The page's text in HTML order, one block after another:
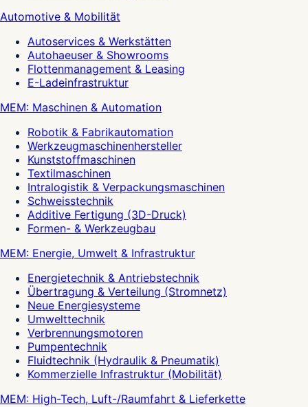
Automotive & Mobilität
Autoservices & Werkstätten
Autohaeuser & Showrooms
Flottenmanagement & Leasing
E-Ladeinfrastruktur
MEM: Maschinen & Automation
Robotik & Fabrikautomation
Werkzeugmaschinenhersteller
Kunststoffmaschinen
Textilmaschinen
Intralogistik & Verpackungsmaschinen
Schweisstechnik
Additive Fertigung (3D-Druck)
Formen- & Werkzeugbau
MEM: Energie, Umwelt & Infrastruktur
Energietechnik & Antriebstechnik
Übertragung & Verteilung (Stromnetz)
Neue Energiesysteme
Umwelttechnik
Verbrennungsmotoren
Pumpentechnik
Fluidtechnik (Hydraulik & Pneumatik)
Kommerzielle Infrastruktur (Mobilität)
MEM: High-Tech, Luft-/Raumfahrt & Lieferkette